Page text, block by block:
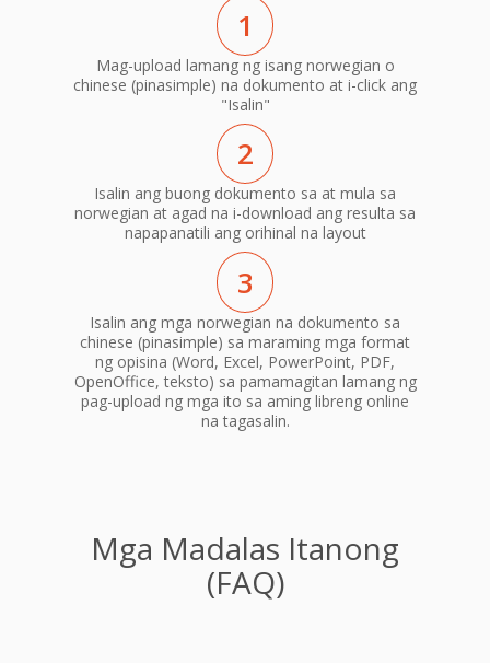
1
Mag-upload lamang ng isang norwegian o
chinese (pinasimple) na dokumento at i-click ang
"Isalin"
2
Isalin ang buong dokumento sa at mula sa
norwegian at agad na i-download ang resulta sa
napapanatili ang orihinal na layout
3
Isalin ang mga norwegian na dokumento sa
chinese (pinasimple) sa maraming mga format
ng opisina (Word, Excel, PowerPoint, PDF,
OpenOffice, teksto) sa pamamagitan lamang ng
pag-upload ng mga ito sa aming libreng online
na tagasalin.
Mga Madalas Itanong
(FAQ)